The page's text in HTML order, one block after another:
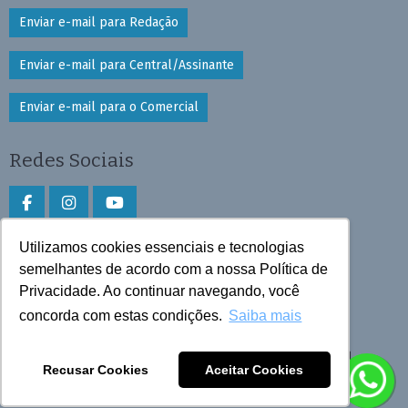
Utilizamos cookies essenciais e tecnologias
semelhantes de acordo com a nossa Política de
Privacidade. Ao continuar navegando, você
concorda com estas condições. Saiba mais
Recusar Cookies Aceitar Cookies
Enviar e-mail para Redação
Enviar e-mail para Central/Assinante
Enviar e-mail para o Comercial
Redes Sociais
Faça download do aplicativo
Play Store e App Store
Todos os direitos reservados © 2025 Cruzeiro do Sul